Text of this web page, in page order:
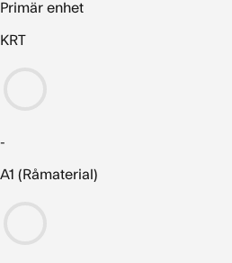
Primär enhet
KRT
-
A1 (Råmaterial)